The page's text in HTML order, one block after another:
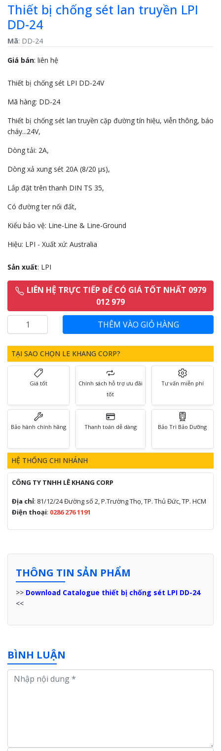
Thiết bị chống sét lan truyền LPI
DD-24
Mã: DD-24
Giá bán: liên hệ
Thiết bị chống sét LPI DD-24V
Mã hàng: DD-24
Thiết bị chống sét lan truyền cặp đường tín hiệu, viễn thông, báo
cháy...24V,
Dòng tải: 2A,
Dòng xả xung sét 20A (8/20 µs),
Lắp đặt trên thanh DIN TS 35,
Có đường ter nối đất,
Kiểu bảo vệ: Line-Line & Line-Ground
Hiệu: LPI - Xuất xứ: Australia
Sản xuất: LPI
LIÊN HỆ TRỰC TIẾP ĐỂ CÓ GIÁ TỐT NHẤT 0979
012 979
TẠI SAO CHỌN LE KHANG CORP?
Giá tốt
Chính sách hỗ trợ ưu đãi
tốt
Tư vấn miễn phí
Bảo hành chính hãng Thanh toán dễ dàng Bảo Trì Bảo Dưỡng
HỆ THỐNG CHI NHÁNH
CÔNG TY TNHH LÊ KHANG CORP
Địa chỉ: 81/12/24 Đường số 2, P.Trường Thọ, TP. Thủ Đức, TP. HCM
Điện thoại: 0286 276 1191
THÔNG TIN SẢN PHẨM
>> Download Catalogue thiết bị chống sét LPI DD-24
<<
BÌNH LUẬN